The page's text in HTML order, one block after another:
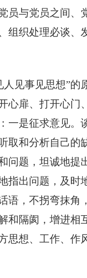
员与党员之间、
组织处理必谈、
人见事见思想”
心扉、打开心门
一是征求意见。
取和分析自己的
问题，坦诚地提
指出问题，及时
语，不拐弯抹
和隔阂，增进相
思想、工作、作